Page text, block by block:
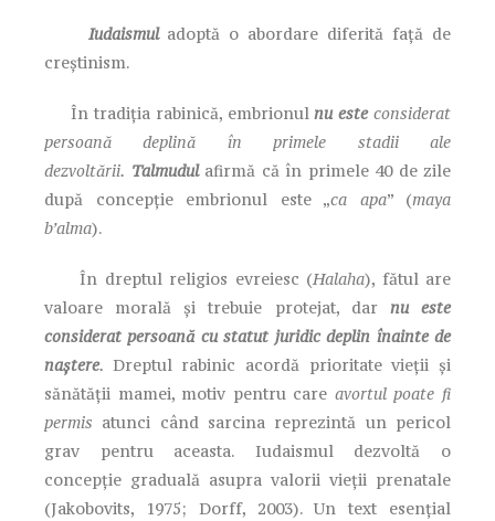
Iudaismul adoptă o abordare diferită față de
creștinism.
În tradiția rabinică, embrionulnu esteconsiderat
persoană deplină în primele stadii ale
dezvoltării. Talmudul afirmă că în primele 40 de zile
după concepție embrionul este „ca apa” (maya
b’alma).
În dreptul religios evreiesc (Halaha), fătul are
valoare morală și trebuie protejat, dar nu este
considerat persoană cu statut juridic deplin înainte de
naștere. Dreptul rabinic acordă prioritate vieții și
sănătății mamei, motiv pentru care avortul poate fi
permis atunci când sarcina reprezintă un pericol
grav pentru aceasta. Iudaismul dezvoltă o
concepție graduală asupra valorii vieții prenatale
(Jakobovits, 1975; Dorff, 2003). Un text esențial